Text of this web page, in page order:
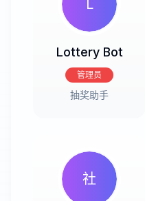
L
Lottery Bot
管理员
抽奖助手
社